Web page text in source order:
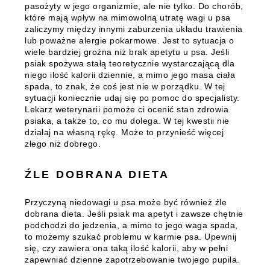
pasożyty w jego organizmie, ale nie tylko. Do chorób,
które mają wpływ na mimowolną utratę wagi u psa
zaliczymy między innymi zaburzenia układu trawienia
lub poważne alergie pokarmowe. Jest to sytuacja o
wiele bardziej groźna niż brak apetytu u psa.
Jeśli
psiak spożywa stałą teoretycznie wystarczającą dla
niego ilość kalorii dziennie, a mimo jego masa ciała
spada, to znak, że coś jest nie w porządku. W tej
sytuacji koniecznie udaj się po pomoc do specjalisty.
Lekarz weterynarii pomoże ci ocenić stan zdrowia
psiaka, a także to, co mu dolega. W tej kwestii nie
działaj na własną rękę. Może to przynieść więcej
złego niż dobrego.
ŹLE DOBRANA DIETA
Przyczyną niedowagi u psa może być również źle
dobrana dieta. Jeśli psiak ma apetyt i zawsze chętnie
podchodzi do jedzenia, a mimo to jego waga spada,
to możemy szukać problemu w karmie psa. Upewnij
się, czy zawiera ona taką ilość kalorii, aby w pełni
zapewniać dzienne zapotrzebowanie twojego pupila.